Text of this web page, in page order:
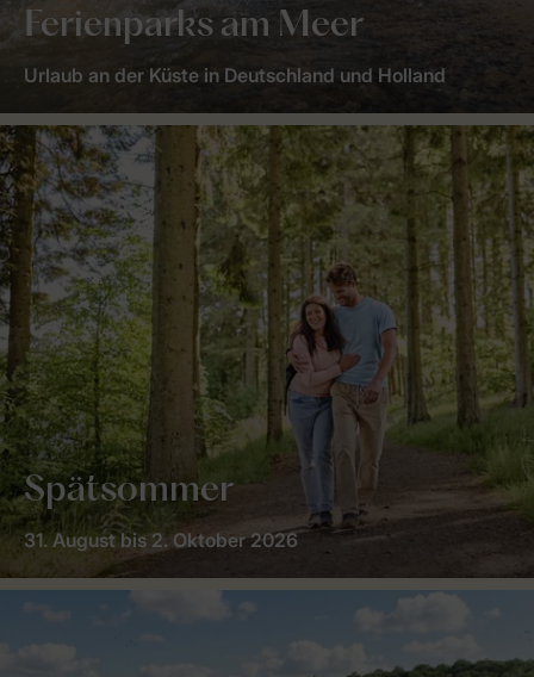
Ferienparks am Meer
Urlaub an der Küste in Deutschland und Holland
Spätsommer
31. August bis 2. Oktober 2026